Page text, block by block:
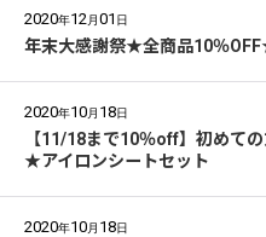
2020年12月01 日
年末大感謝祭★全商品10％
2020年10月 18日
【11/18まで10％off】初めて
★アイロンシートセット
2020年10月 18日